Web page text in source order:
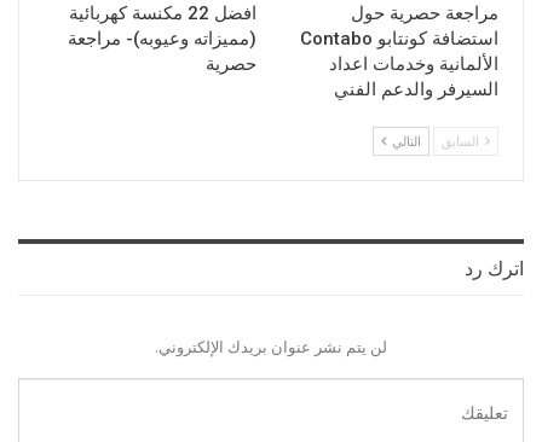
مراجعة حصرية حول
استضافة كونتابو Contabo
الألمانية وخدمات اعداد
السيرفر والدعم الفني
افضل 22 مكنسة كهربائية
(مميزاته وعيوبه)- مراجعة
حصرية
السابق التالي
اترك رد
لن يتم نشر عنوان بريدك الإلكتروني.